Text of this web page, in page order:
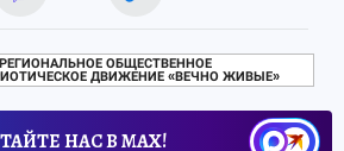
ОБЩЕСТВЕННОЕ
ДВИЖЕНИЕ «ВЕЧНО ЖИВЫЕ»
НАС В МАХ!